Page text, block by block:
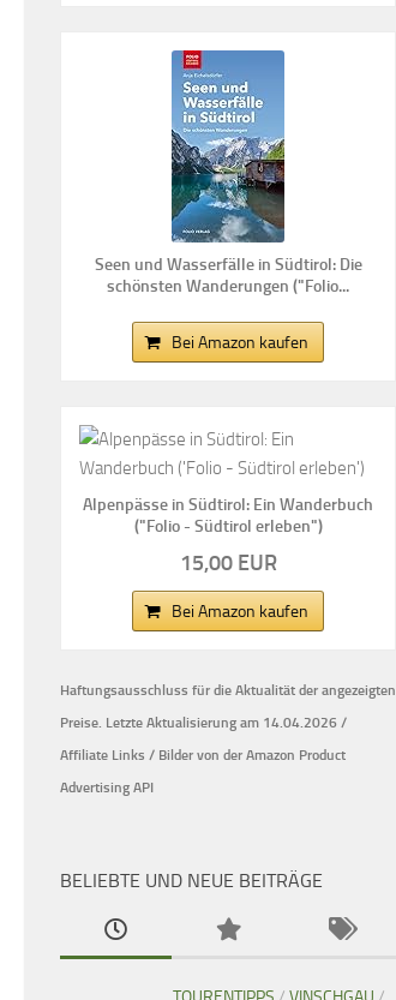
Seen und Wasserfälle in Südtirol: Die
schönsten Wanderungen ("Folio...
Bei Amazon kaufen
Alpenpässe in Südtirol: Ein Wanderbuch
("Folio - Südtirol erleben")
15,00 EUR
Bei Amazon kaufen
Haftungsausschluss für die Aktualität der angezeigten
Preise. Letzte Aktualisierung am 14.04.2026 /
Affiliate Links / Bilder von der Amazon Product
Advertising API
BELIEBTE UND NEUE BEITRÄGE